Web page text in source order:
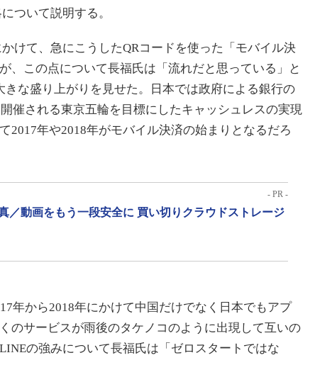
ついて説明する。
けて、急にこうしたQRコードを使った「モバイル決
、この点について長福氏は「流れだと思っている」と
な盛り上がりを見せた。日本では政府による銀行の
催される東京五輪を目標にしたキャッシュレスの実現
2017年や2018年がモバイル決済の始まりとなるだろ
- PR -
／動画をもう一段安全に 買い切りクラウドストレージ
年から2018年にかけて中国だけでなく日本でもアプ
のサービスが雨後のタケノコのように出現して互いの
の強みについて長福氏は「ゼロスタートではな